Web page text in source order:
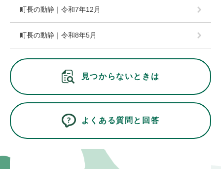
町長の動静｜令和7年12月
町長の動静｜令和8年5月
見つからないときは
よくある質問と回答